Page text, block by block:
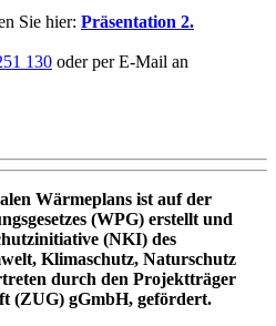
Sie hier: Präsentation 2.
130 oder per E-Mail an
Wärmeplans ist auf der
(WPG) erstellt und
(NKI) des
Klimaschutz, Naturschutz
durch den Projektträger
(ZUG) gGmbH, gefördert.